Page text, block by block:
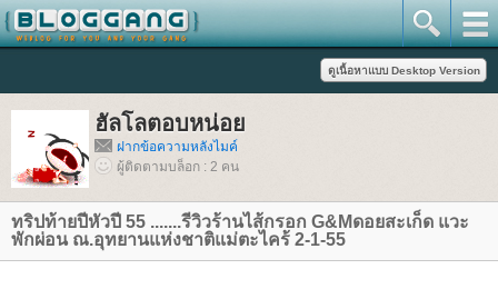
ฮัลโลตอบหน่อ
ฝากข้อความหลังไมค์
ผู้ติดตามบล็อก : 2 คน
ทริปท้ายปีหัวปี 55 .......รีวิวร้านไส้กรอก G&Mดอยสะเก็ด แวะ
พักผ่อน ณ.อุทยานแห่งชาติแม่ตะไคร้ 2-1-55